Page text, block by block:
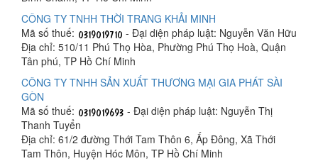
CÔNG TY TNHH THỜI TRANG KHẢI MINH
Mã số thuế:
- Đại diện pháp luật: Nguyễn Văn Hữu
Địa chỉ: 510/11 Phú Thọ Hòa, Phường Phú Thọ Hoà, Quận
Tân phú, TP Hồ Chí Minh
CÔNG TY TNHH SẢN XUẤT THƯƠNG MẠI GIA PHÁT SÀI
GÒN
Mã số thuế:
- Đại diện pháp luật: Nguyễn Thị
Thanh Tuyển
Địa chỉ: 61/2 đường Thới Tam Thôn 6, Ấp Đông, Xã Thới
Tam Thôn, Huyện Hóc Môn, TP Hồ Chí Minh